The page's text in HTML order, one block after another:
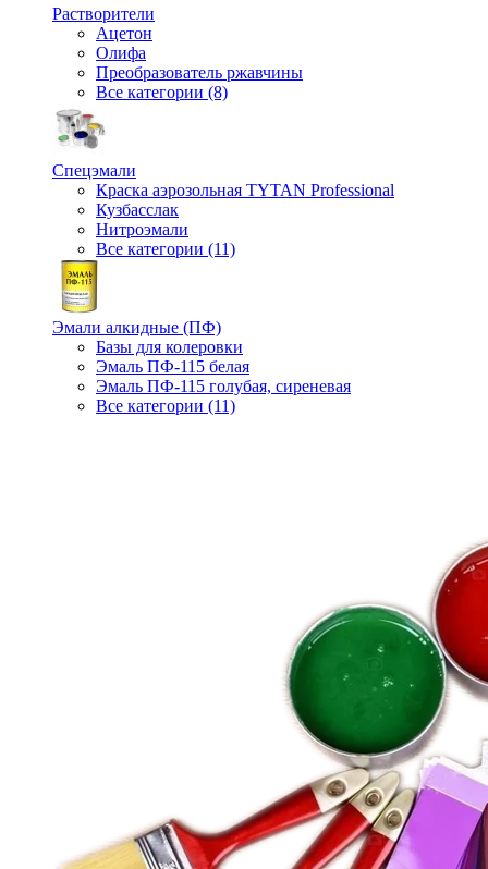
Растворители
Ацетон
Олифа
Преобразователь ржавчины
Все категории (8)
Спецэмали
Краска аэрозольная TYTAN Professional
Кузбасслак
Нитроэмали
Все категории (11)
Эмали алкидные (ПФ)
Базы для колеровки
Эмаль ПФ-115 белая
Эмаль ПФ-115 голубая, сиреневая
Все категории (11)